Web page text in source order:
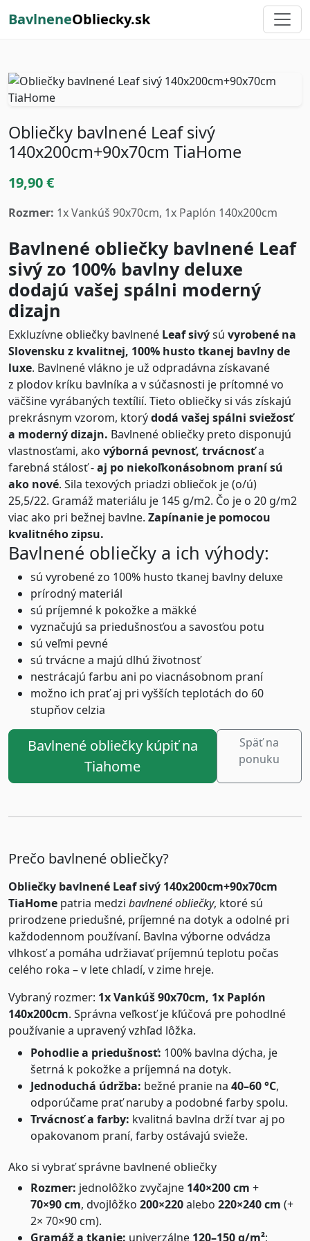
BavlneneObliecky.sk
Obliečky bavlnené Leaf sivý
140x200cm+90x70cm TiaHome
19,90 €
Rozmer: 1x Vankúš 90x70cm, 1x Paplón 140x200cm
Bavlnené obliečky bavlnené Leaf
sivý zo 100% bavlny deluxe
dodajú vašej spálni moderný
dizajn
Exkluzívne obliečky bavlnené Leaf sivýsú vyrobené na
Slovensku z kvalitnej, 100% husto tkanej bavlny de
luxe. Bavlnené vlákno je už odpradávna získavané
z plodov kríku bavlníka a v súčasnosti je prítomné vo
väčšine vyrábaných textílií. Tieto obliečky si vás získajú
prekrásnym vzorom, ktorýdodá vašej spálni sviežosť
a moderný dizajn. Bavlnené obliečky preto disponujú
vlastnosťami, ako výborná pevnosť, trvácnosťa
farebná stálosť -aj po niekoľkonásobnom praní sú
ako nové. Sila texových priadzi obliečok je (o/ú)
25,5/22. Gramáž materiálu je 145 g/m2. Čo je o 20 g/m2
viac ako pri bežnej bavlne. Zapínanie je pomocou
kvalitného zipsu.
Bavlnené obliečky a ich výhody:
sú vyrobené zo 100% husto tkanej bavlny deluxe
prírodný materiál
sú príjemné k pokožke a mäkké
vyznačujú sa priedušnosťou a savosťou potu
sú veľmi pevné
sú trvácne a majú dlhú životnosť
nestrácajú farbu ani po viacnásobnom praní
možno ich prať aj pri vyšších teplotách do 60
stupňov celzia
Bavlnené obliečky kúpiť na
Tiahome
Späť na
ponuku
Prečo bavlnené obliečky?
Obliečky bavlnené Leaf sivý 140x200cm+90x70cm
TiaHome patria medzi bavlnené obliečky, ktoré sú
prirodzene priedušné, príjemné na dotyk a odolné pri
každodennom používaní. Bavlna výborne odvádza
vlhkosť a pomáha udržiavať príjemnú teplotu počas
celého roka – v lete chladí, v zime hreje.
Vybraný rozmer: 1x Vankúš 90x70cm, 1x Paplón
140x200cm. Správna veľkosť je kľúčová pre pohodlné
používanie a upravený vzhľad lôžka.
Pohodlie a priedušnosť: 100% bavlna dýcha, je
šetrná k pokožke a príjemná na dotyk.
Jednoduchá údržba: bežné pranie na 40–60 °C,
odporúčame prať naruby a podobné farby spolu.
Trvácnosť a farby: kvalitná bavlna drží tvar aj po
opakovanom praní, farby ostávajú svieže.
Ako si vybrať správne bavlnené obliečky
Rozmer: jednolôžko zvyčajne 140×200 cm +
70×90 cm, dvojlôžko 200×220alebo 220×240 cm (+
2× 70×90 cm).
Gramáž a tkanie: univerzálne 120–150 g/m²;